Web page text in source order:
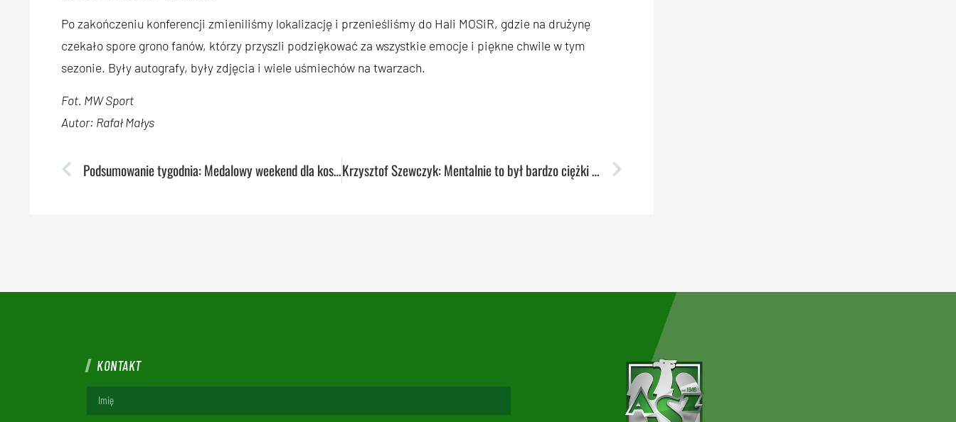
Po zakończeniu konferencji zmieniliśmy lokalizację i przenieśliśmy do Hali MOSiR, gdzie na drużynę
czekało spore grono fanów, którzy przyszli podziękować za wszystkie emocje i piękne chwile w tym
sezonie. Były autografy, były zdjęcia i wiele uśmiechów na twarzach.
Fot. MW Sport
Autor: Rafał Małys
Podsumowanie tygodnia: Medalowy weekend dla koszykarek i pływaków Krzysztof Szewczyk: Mentalnie to był bardzo ciężki sezon
KONTAKT